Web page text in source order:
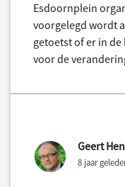
Esdoornplein
voorgelegd wordt
getoetst of er in
voor de
Geert
8 jaar